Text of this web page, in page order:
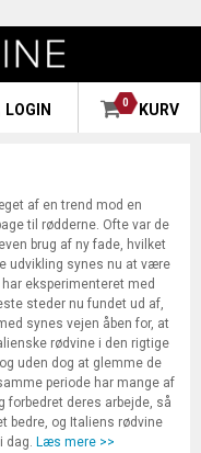
0 KURV
LOGIN
af en trend mod en
til rødderne. Ofte var de
brug af ny fade, hvilket
udvikling synes nu at være
eksperimenteret med
steder nu fundet ud af,
synes vejen åben for, at
rødvine i den rigtige
uden dog at glemme de
periode har mange af
forbedret deres arbejde, så
bedre, og Italiens rødvine
dag. Læs mere >>